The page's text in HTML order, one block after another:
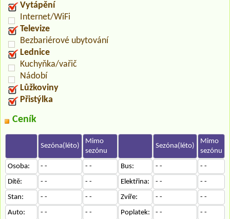
Vytápění
Internet/WiFi
Televize
Bezbariérové ubytování
Lednice
Kuchyňka/vařič
Nádobí
Lůžkoviny
Přistýlka
Ceník
Sezóna(léto)
Mimo
sezónu
Sezóna(léto)
Mimo
sezónu
Osoba:
- - - - Bus: - -
- -
Dítě:
- - - - Elektřina: - -
- -
Stan:
- - - - Zvíře: - -
- -
Auto:
- - - - Poplatek: - -
- -